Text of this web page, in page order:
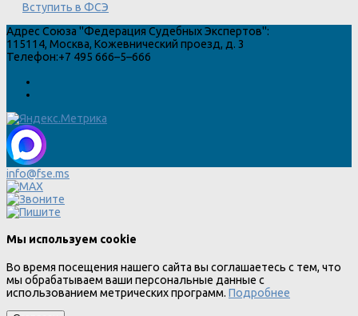
Вступить в ФСЭ
Адрес Союза "Федерация Судебных Экспертов":
115114, Москва, Кожевнический проезд, д. 3
Телефон:+7 495 666–5–666
info@fse.ms
Мы используем cookie
Во время посещения нашего сайта вы соглашаетесь с тем, что
мы обрабатываем ваши персональные данные с
использованием метрических программ. Подробнее